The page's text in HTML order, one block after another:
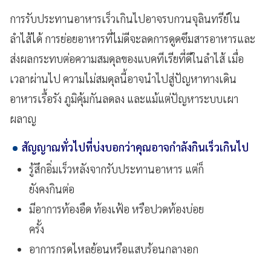
การรับประทานอาหารเร็วเกินไปอาจรบกวนจุลินทรีย์ใน
ลำไส้ได้ การย่อยอาหารที่ไม่ดีจะลดการดูดซึมสารอาหารและ
ส่งผลกระทบต่อความสมดุลของแบคทีเรียที่ดีในลำไส้ เมื่อ
เวลาผ่านไป ความไม่สมดุลนี้อาจนำไปสู่ปัญหาทางเดิน
อาหารเรื้อรัง ภูมิคุ้มกันลดลง และแม้แต่ปัญหาระบบเผา
ผลาญ
สัญญาณทั่วไปที่บ่งบอกว่าคุณอาจกำลังกินเร็วเกินไป
รู้สึกอิ่มเร็วหลังจากรับประทานอาหาร แต่ก็
ยังคงกินต่อ
มีอาการท้องอืด ท้องเฟ้อ หรือปวดท้องบ่อย
ครั้ง
อาการกรดไหลย้อนหรือแสบร้อนกลางอก